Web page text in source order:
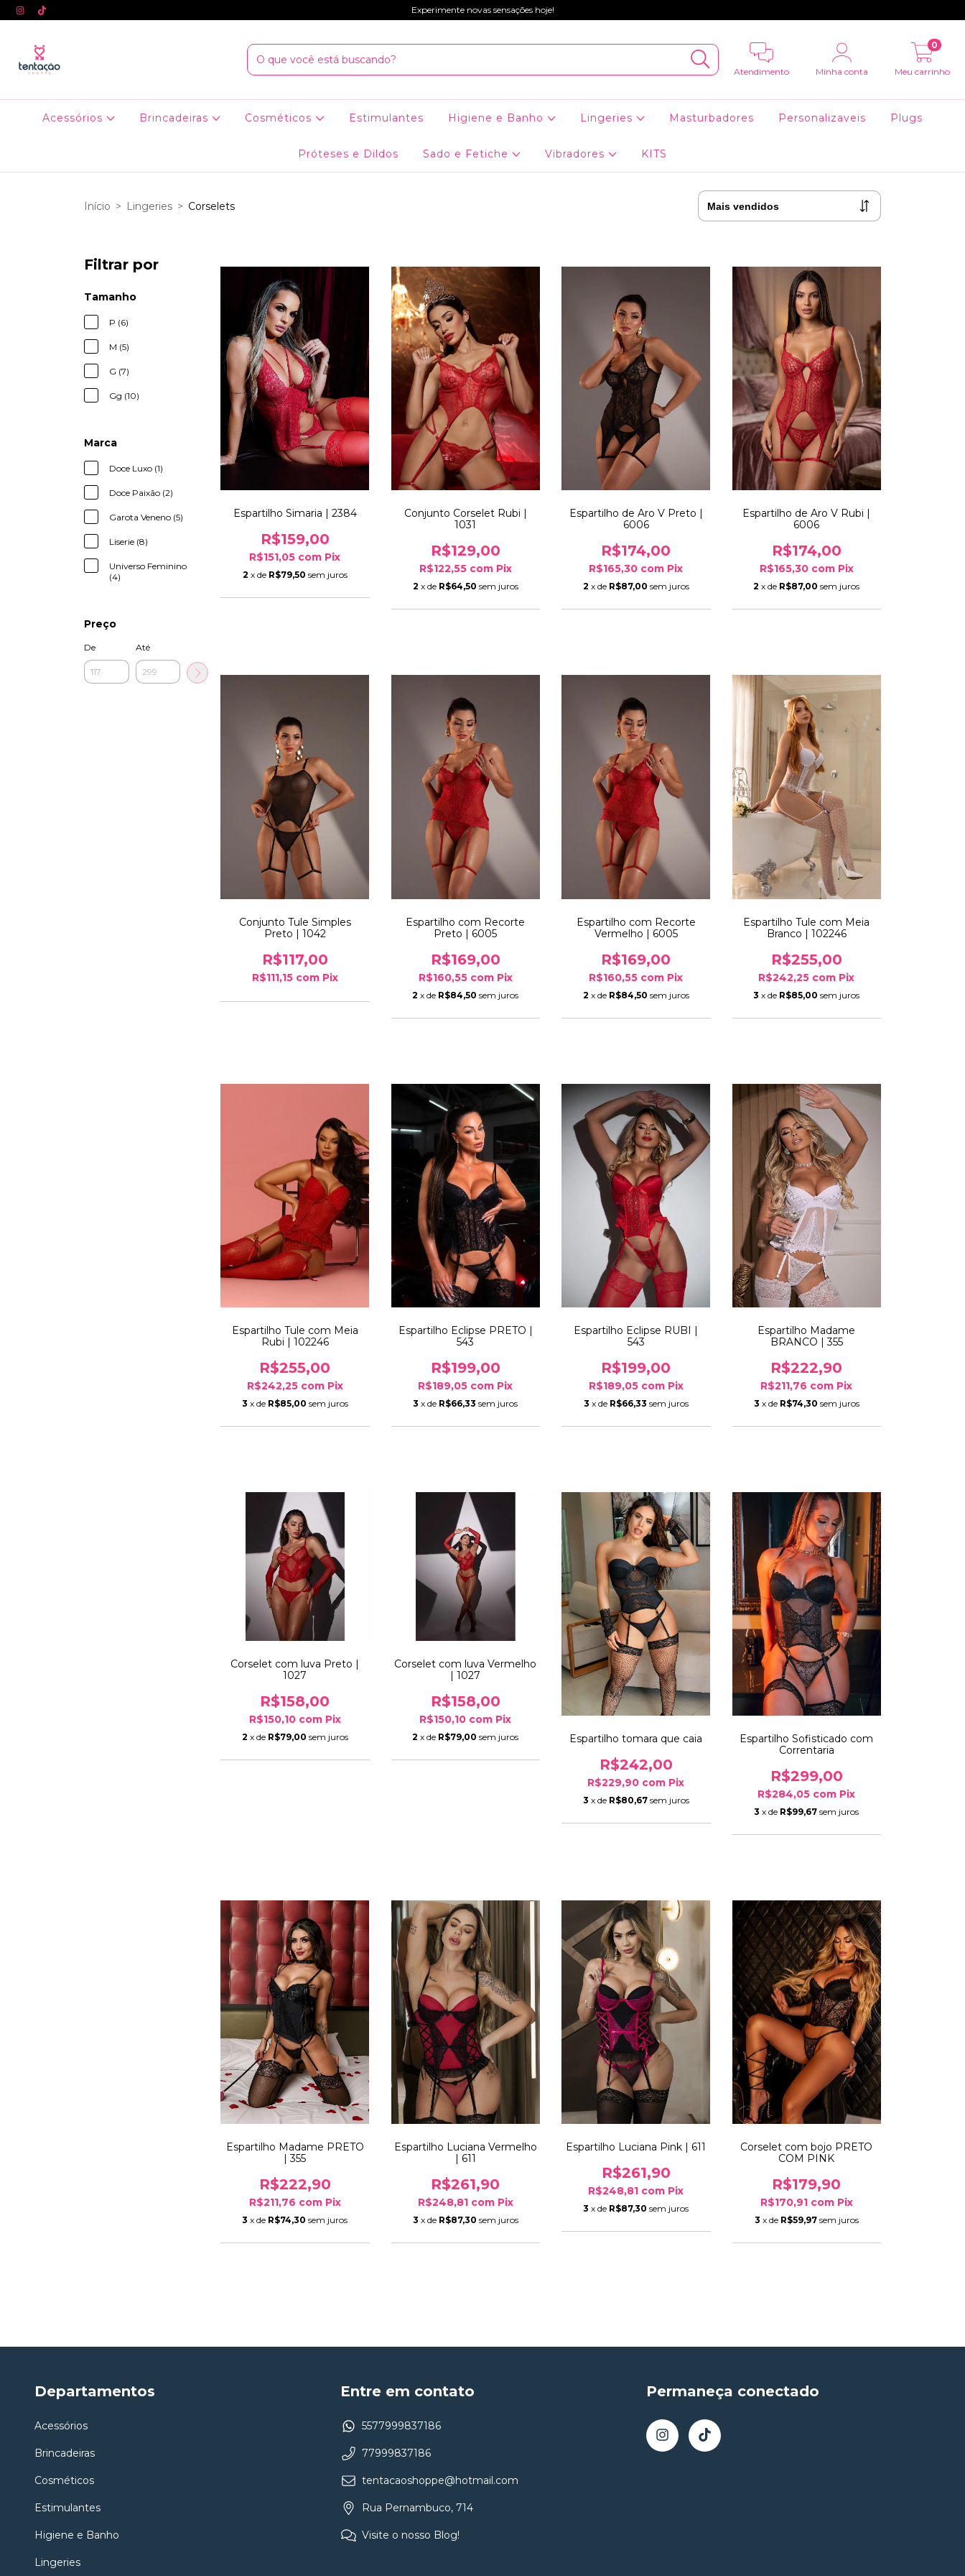
Experimente novas sensações hoje!
Atendimento Minha conta Meu carrinho
0
Acessórios Brincadeiras Cosméticos Estimulantes Higiene e Banho Lingeries Masturbadores Personalizaveis Plugs
Próteses e Dildos Sado e Fetiche Vibradores KITS
Início > Lingeries > Corselets
Filtrar por
Tamanho
P (6)
M (5)
G (7)
Gg (10)
Marca
Doce Luxo (1)
Doce Paixão (2)
Garota Veneno (5)
Liserie (8)
Universo Feminino
(4)
Preço
De Até
Espartilho Simaria | 2384
R$159,00
R$151,05 com Pix
2 x de R$79,50 sem juros
Conjunto Corselet Rubi |
1031
R$129,00
R$122,55 com Pix
2 x de R$64,50 sem juros
Espartilho de Aro V Preto |
6006
R$174,00
R$165,30 com Pix
2 x de R$87,00 sem juros
Espartilho de Aro V Rubi |
6006
R$174,00
R$165,30 com Pix
2 x de R$87,00 sem juros
Conjunto Tule Simples
Preto | 1042
R$117,00
R$111,15 com Pix
Espartilho com Recorte
Preto | 6005
R$169,00
R$160,55 com Pix
2 x de R$84,50 sem juros
Espartilho com Recorte
Vermelho | 6005
R$169,00
R$160,55 com Pix
2 x de R$84,50 sem juros
Espartilho Tule com Meia
Branco | 102246
R$255,00
R$242,25 com Pix
3 x de R$85,00 sem juros
Espartilho Tule com Meia
Rubi | 102246
R$255,00
R$242,25 com Pix
3 x de R$85,00 sem juros
Espartilho Eclipse PRETO |
543
R$199,00
R$189,05 com Pix
3 x de R$66,33 sem juros
Espartilho Eclipse RUBI |
543
R$199,00
R$189,05 com Pix
3 x de R$66,33 sem juros
Espartilho Madame
BRANCO | 355
R$222,90
R$211,76 com Pix
3 x de R$74,30 sem juros
Corselet com luva Preto |
1027
R$158,00
R$150,10 com Pix
2 x de R$79,00 sem juros
Corselet com luva Vermelho
| 1027
R$158,00
R$150,10 com Pix
2 x de R$79,00 sem juros Espartilho tomara que caia
R$242,00
R$229,90 com Pix
3 x de R$80,67 sem juros
Espartilho Sofisticado com
Correntaria
R$299,00
R$284,05 com Pix
3 x de R$99,67 sem juros
Espartilho Madame PRETO
| 355
R$222,90
R$211,76 com Pix
3 x de R$74,30 sem juros
Espartilho Luciana Vermelho
| 611
R$261,90
R$248,81 com Pix
3 x de R$87,30 sem juros
Espartilho Luciana Pink | 611
R$261,90
R$248,81 com Pix
3 x de R$87,30 sem juros
Corselet com bojo PRETO
COM PINK
R$179,90
R$170,91 com Pix
3 x de R$59,97 sem juros
Departamentos
Acessórios
Brincadeiras
Cosméticos
Estimulantes
Higiene e Banho
Lingeries
Entre em contato
5577999837186
77999837186
tentacaoshoppe@hotmail.com
Rua Pernambuco, 714
Visite o nosso Blog!
Permaneça conectado